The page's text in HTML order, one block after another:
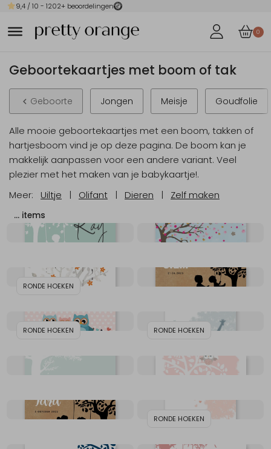
9,4 / 10 - 1202+ beoordelingen
0
Geboortekaartjes met boom of tak
Geboorte Jongen Meisje Goudfolie
Alle mooie geboortekaartjes met een boom, takken of
hartjesboom vind je op deze pagina. De boom kan je
makkelijk aanpassen voor een andere variant. Veel
plezier met het maken van je babykaartje!.
Meer: Uiltje | Olifant | Dieren | Zelf maken
… items
RONDE HOEKEN
RONDE HOEKEN RONDE HOEKEN
RONDE HOEKEN